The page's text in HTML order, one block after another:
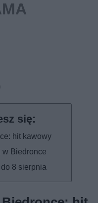
hit kawowy
w Biedronce
8 sierpnia